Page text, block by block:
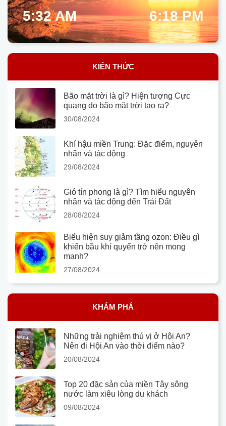
5:32 AM 6:18 PM
KIẾN THỨC
Bão mặt trời là gì? Hiện tượng Cực
quang do bão mặt trời tạo ra?
30/08/2024
Khí hậu miền Trung: Đặc điểm, nguyên
nhân và tác động
29/08/2024
Gió tín phong là gì? Tìm hiểu nguyên
nhân và tác động đến Trái Đất
28/08/2024
Biểu hiện suy giảm tầng ozon: Điều gì
khiến bầu khí quyển trở nên mong
manh?
27/08/2024
KHÁM PHÁ
Những trải nghiệm thú vị ở Hội An?
Nên đi Hội An vào thời điểm nào?
20/08/2024
Top 20 đặc sản của miền Tây sông
nước làm xiêu lòng du khách
09/08/2024